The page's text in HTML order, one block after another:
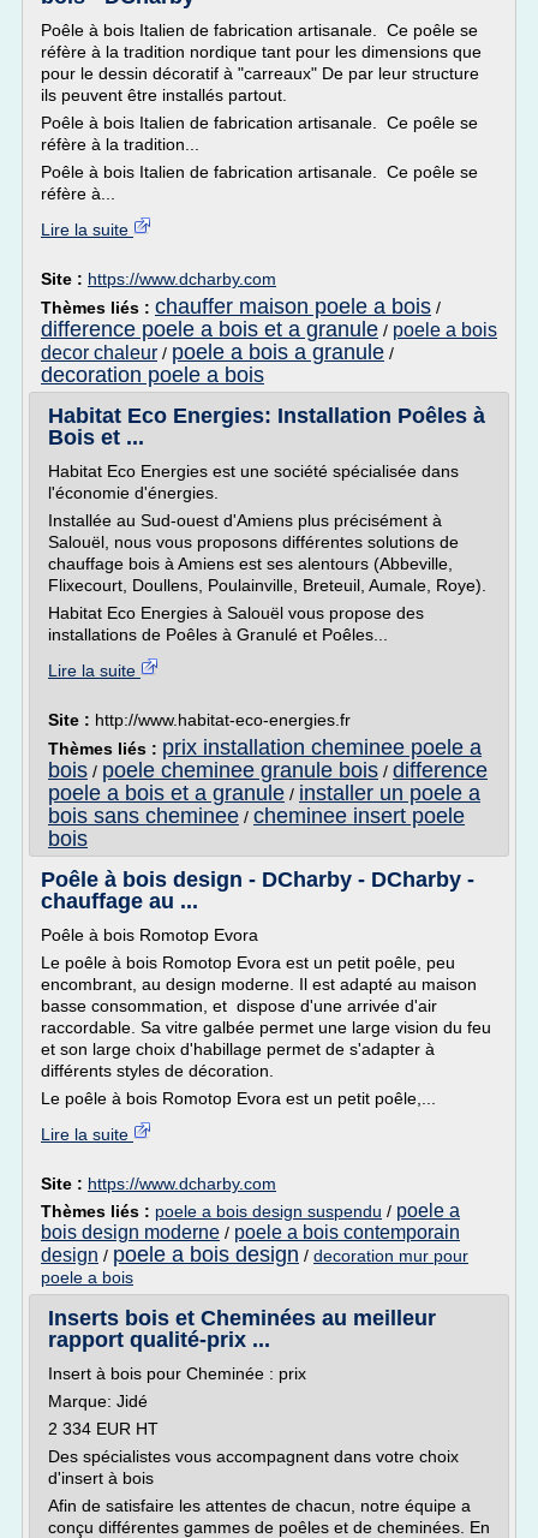
Poêle à bois Italien de fabrication artisanale. Ce poêle se
réfère à la tradition nordique tant pour les dimensions que
pour le dessin décoratif à "carreaux" De par leur structure
ils peuvent être installés partout.
Poêle à bois Italien de fabrication artisanale. Ce poêle se
réfère à la tradition...
Poêle à bois Italien de fabrication artisanale. Ce poêle se
réfère à...
Lire la suite
Site : https://www.dcharby.com
Thèmes liés : chauffer maison poele a bois /
difference poele a bois et a granule / poele a bois
decor chaleur / poele a bois a granule /
decoration poele a bois
Habitat Eco Energies: Installation Poêles à
Bois et ...
Habitat Eco Energies est une société spécialisée dans
l'économie d'énergies.
Installée au Sud-ouest d'Amiens plus précisément à
Salouël, nous vous proposons différentes solutions de
chauffage bois à Amiens est ses alentours (Abbeville,
Flixecourt, Doullens, Poulainville, Breteuil, Aumale, Roye).
Habitat Eco Energies à Salouël vous propose des
installations de Poêles à Granulé et Poêles...
Lire la suite
Site : http://www.habitat-eco-energies.fr
Thèmes liés : prix installation cheminee poele a
bois / poele cheminee granule bois / difference
poele a bois et a granule / installer un poele a
bois sans cheminee / cheminee insert poele
bois
Poêle à bois design - DCharby - DCharby -
chauffage au ...
Poêle à bois Romotop Evora
Le poêle à bois Romotop Evora est un petit poêle, peu
encombrant, au design moderne. Il est adapté au maison
basse consommation, et dispose d'une arrivée d'air
raccordable. Sa vitre galbée permet une large vision du feu
et son large choix d'habillage permet de s'adapter à
différents styles de décoration.
Le poêle à bois Romotop Evora est un petit poêle,...
Lire la suite
Site : https://www.dcharby.com
Thèmes liés : poele a bois design suspendu / poele a
bois design moderne / poele a bois contemporain
design / poele a bois design / decoration mur pour
poele a bois
Inserts bois et Cheminées au meilleur
rapport qualité-prix ...
Insert à bois pour Cheminée : prix
Marque: Jidé
2 334 EUR HT
Des spécialistes vous accompagnent dans votre choix
d'insert à bois
Afin de satisfaire les attentes de chacun, notre équipe a
conçu différentes gammes de poêles et de cheminées. En